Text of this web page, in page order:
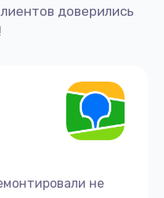
доверились
не